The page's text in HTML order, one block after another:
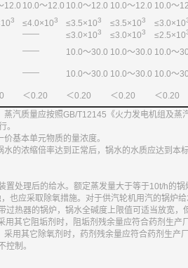
12.0 10.0～12.0 10.0～12.0 10.0～12.0 10.0～
3 ≤4.0×103 ≤3.5×103 ≤3.5×103 ≤3.0×10
—— ≤3.0×103 ≤3.0×103 ≤2.5×10
—— 10.0～30.0 10.0～30.0 10.0～
—— 10.0～30.0 10.0～30.0 10.0～
＜0.20 ＜0.20 ＜0.20
＜0.20
蒸汽质量应按照GB/T12145《火力发电机组及蒸
。
基本单元物质的量浓度。
水的浓缩倍率达到正常后，锅水的水质应达到本
置处理后的给水。额定蒸发量大于等于10t/h的
也应采取除氧措施。对于供汽轮机用汽的锅炉
过热器的锅炉，锅水全碱度上限值可适当放宽
用其它阻垢剂时，阻垢剂残余量应符合药剂生产
用其它除氧剂时，药剂残余量应符合药剂生产
控制。